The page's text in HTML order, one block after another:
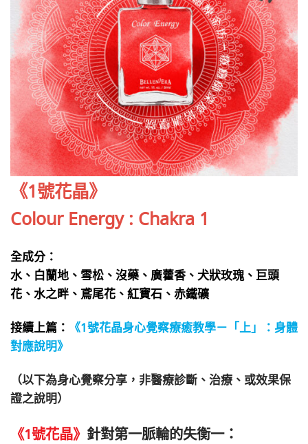
《1號花晶》
Colour Energy : Chakra 1
全成分：
水、白蘭地、雪松、沒藥、廣藿香、犬狀玫瑰、巨頭
花、水之畔、鳶尾花、紅寶石、赤鐵礦
接續上篇：
《1號花晶身心覺察療癒教學－「上」：身體
對應說明》
（以下為身心覺察分享，非醫療診斷、治療、或效果保
證之說明）
《1號花晶》 針對第一脈輪的失衡一：